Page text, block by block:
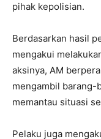
pihak kepolisian.
Berdasarkan hasil
mengakui
aksinya, AM
mengambil barang-
memantau situasi
Pelaku juga